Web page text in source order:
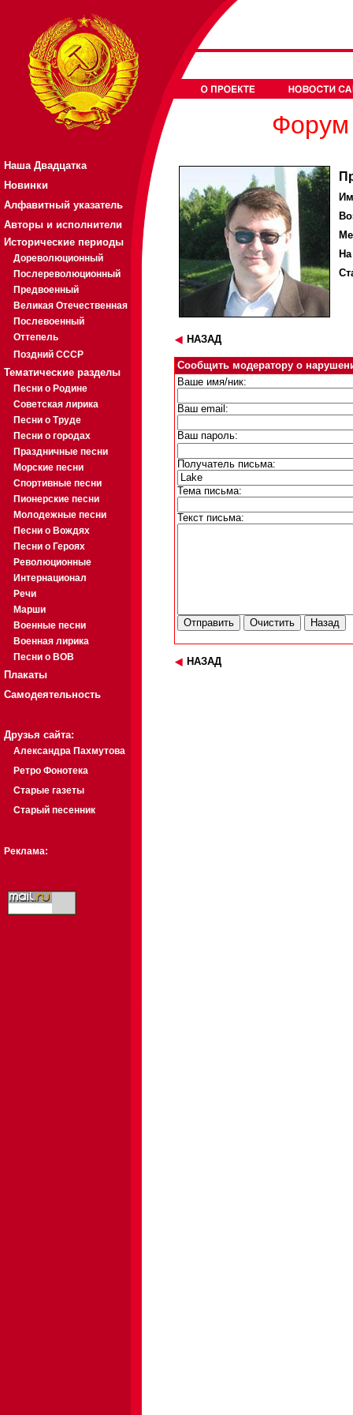
Наша Двадцатка
Новинки
Алфавитный указатель
Авторы и исполнители
Исторические периоды
Дореволюционный
Послереволюционный
Предвоенный
Великая Отечественная
Послевоенный
Оттепель
Поздний СССР
Тематические разделы
Песни о Родине
Советская лирика
Песни о Труде
Песни о городах
Праздничные песни
Морские песни
Спортивные песни
Пионерские песни
Молодежные песни
Песни о Вождях
Песни о Героях
Революционные
Интернационал
Речи
Марши
Военные песни
Военная лирика
Песни о ВОВ
Плакаты
Самодеятельность
Друзья сайта:
Александра Пахмутова
Ретро Фонотека
Старые газеты
Старый песенник
Реклама:
Форум
НАЗАД
Сообщить модератору о
Ваше имя/ник:
Ваш email:
Ваш пароль:
Получатель письма:
Тема письма:
Текст письма:
НАЗАД